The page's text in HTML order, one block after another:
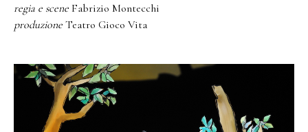
regia e scene Fabrizio Montecchi
produzione Teatro Gioco Vita